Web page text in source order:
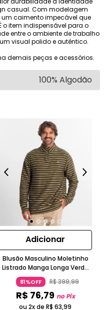
casual. Com modelagem
caimento impecável que
item indispensável para o
entre o ambiente de trabalho
visual polido e autêntico.
demais peças e acessórios.
100% Algodão
Adicionar
Blusão Masculino Moletinho
Listrado Manga Longa Verde
Diametro
81%OFF R$399,99
R$ 76,79 no Pix
ou 2x de R$ 63,99